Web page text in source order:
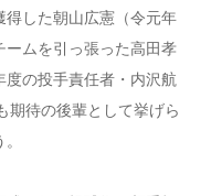
した朝山広憲（令元年
ームを引っ張った高田孝
の投手責任者・内沢航
期待の後輩として挙げら